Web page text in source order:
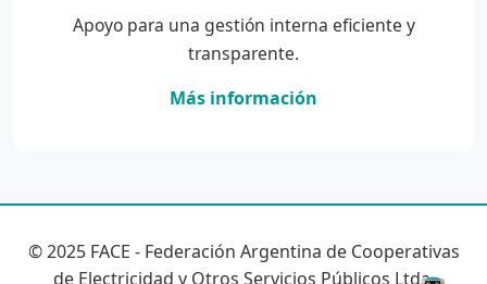
Apoyo para una gestión interna eficiente y
transparente.
Más información
© 2025 FACE - Federación Argentina de Cooperativas
de Electricidad y Otros Servicios Públicos Ltda.